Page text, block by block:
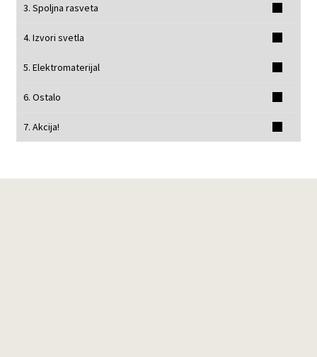
3. Spoljna rasveta
4. Izvori svetla
5. Elektromaterijal
6. Ostalo
7. Akcija!